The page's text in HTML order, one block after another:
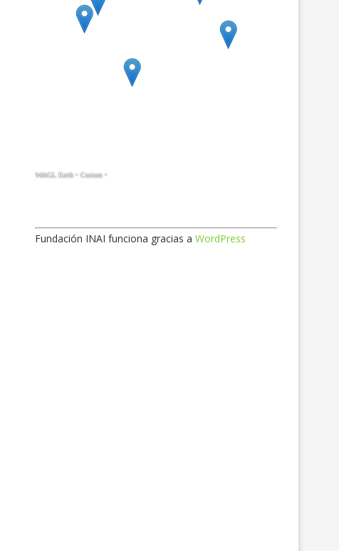
Fundación INAI funciona gracias a WordPress